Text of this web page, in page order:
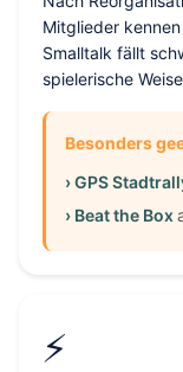
Mitglieder
Smalltalk fällt
spielerische
Besonders
› GPS
› Beat the Box
⚡